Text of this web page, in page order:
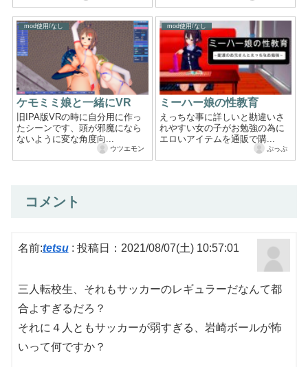
mod使用/なし
ケモミミ娘と一緒にVR
旧IPA版VRの時に自分用に作っ
たシーンです、頭が邪魔になら
ないように変な角度向...
ウツエモン
mod使用/なし
ミーハー娘の性教育
えっちな事に詳しいと勘違いさ
れやすい女の子がお勉強の為に
エロいアイテムを通販で購...
ぷっぷ
コメント
名前:tetsu: 投稿日：2021/08/07(土) 10:57:01
三人転校生、それもサッカーのレギュラーだなんて都
合よすぎるだろ？
それに４人ともサッカーが弱すぎる、岩崎ボールが怖
いって何ですか？